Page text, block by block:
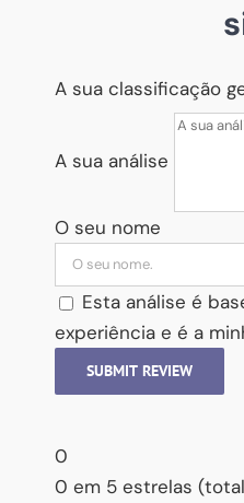
A sua classificação
A sua análise
O seu nome
Esta análise é
experiência e é a
SUBMIT REVIEW
0
0 em 5 estrelas